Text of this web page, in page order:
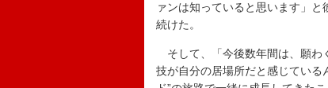
ァンは知っていると思います」
続けた。
そして、「今後数年間は、願わ
技が自分の居場所だと感じている